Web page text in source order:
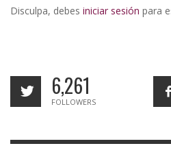
Disculpa, debes iniciar sesión para
6,261
FOLLOWERS